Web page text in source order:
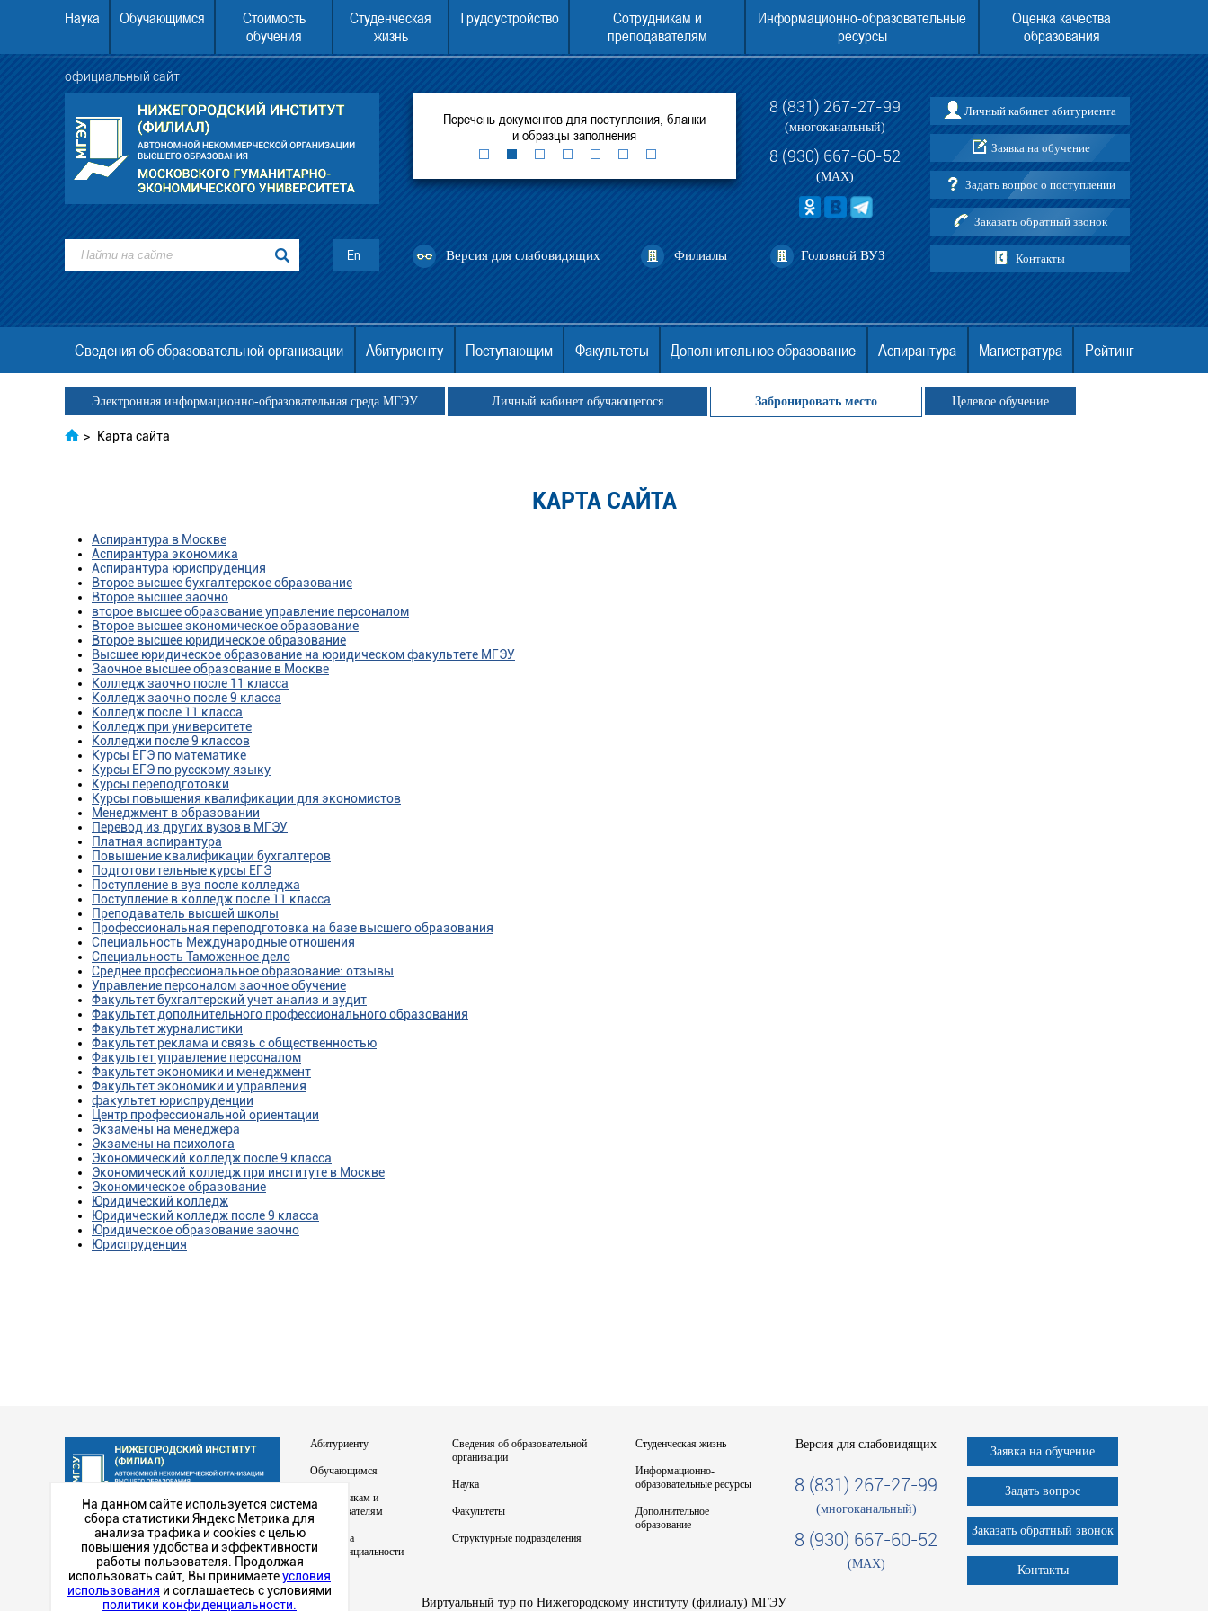
Наука Обучающимся
Стоимость
обучения
Студенческая
жизнь
Трудоустройство
Сотрудникам и
преподавателям
Информационно-образовательные
ресурсы
Оценка качества
образования
официальный сайт
высшее образование
22.08.2026 в 10.00 состоится День открытых
Перечень документов для поступления, бланки
и образцы заполнения
Консультации по приему в АНО ВО МГЭУ ЕГЭ ДЛЯ ПОСТУПЛЕНИЯ В МГЭУ В
8 (831) 267-27-99
(многоканальный)
8 (930) 667-60-52
(MAX)
En Версия для слабовидящих Филиалы Головной ВУЗ
Личный кабинет абитуриента
Заявка на обучение
Задать вопрос о поступлении
Заказать обратный звонок
Контакты
Сведения об образовательной организации Абитуриенту Поступающим Факультеты Дополнительное образование Аспирантура Магистратура Рейтинг
Электронная информационно-образовательная среда МГЭУ Личный кабинет обучающегося Забронировать место Целевое обучение
> Карта сайта
КАРТА САЙТА
Аспирантура в Москве
Аспирантура экономика
Аспирантура юриспруденция
Второе высшее бухгалтерское образование
Второе высшее заочно
второе высшее образование управление персоналом
Второе высшее экономическое образование
Второе высшее юридическое образование
Высшее юридическое образование на юридическом факультете МГЭУ
Заочное высшее образование в Москве
Колледж заочно после 11 класса
Колледж заочно после 9 класса
Колледж после 11 класса
Колледж при университете
Колледжи после 9 классов
Курсы ЕГЭ по математике
Курсы ЕГЭ по русскому языку
Курсы переподготовки
Курсы повышения квалификации для экономистов
Менеджмент в образовании
Перевод из других вузов в МГЭУ
Платная аспирантура
Повышение квалификации бухгалтеров
Подготовительные курсы ЕГЭ
Поступление в вуз после колледжа
Поступление в колледж после 11 класса
Преподаватель высшей школы
Профессиональная переподготовка на базе высшего образования
Специальность Международные отношения
Специальность Таможенное дело
Среднее профессиональное образование: отзывы
Управление персоналом заочное обучение
Факультет бухгалтерский учет анализ и аудит
Факультет дополнительного профессионального образования
Факультет журналистики
Факультет реклама и связь с общественностью
Факультет управление персоналом
Факультет экономики и менеджмент
Факультет экономики и управления
факультет юриспруденции
Центр профессиональной ориентации
Экзамены на менеджера
Экзамены на психолога
Экономический колледж после 9 класса
Экономический колледж при институте в Москве
Экономическое образование
Юридический колледж
Юридический колледж после 9 класса
Юридическое образование заочно
Юриспруденция
Наш институт в
социальных сетях
Абитуриенту
Обучающимся
Сотрудникам и
преподавателям
Политика
конфиденциальности
Сведения об образовательной
организации
Наука
Факультеты
Структурные подразделения
Студенческая жизнь
Информационно-
образовательные ресурсы
Дополнительное
образование
Версия для слабовидящих
8 (831) 267-27-99
(многоканальный)
8 (930) 667-60-52
(MAX)
Заявка на обучение
Задать вопрос
Заказать обратный звонок
Контакты
Виртуальный тур по Нижегородскому институту (филиалу) МГЭУ
На данном сайте используется система
сбора статистики Яндекс Метрика для
анализа трафика и cookies с целью
повышения удобства и эффективности
работы пользователя. Продолжая
использовать сайт, Вы принимаетеусловия
использования и соглашаетесь с условиями
политики конфиденциальности.